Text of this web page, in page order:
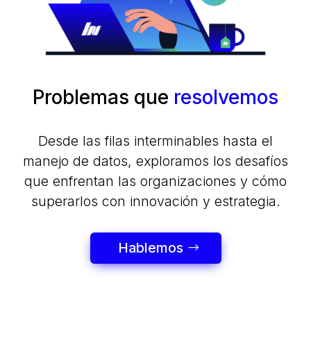
Problemas que resolvemos
Desde las filas interminables hasta el
manejo de datos, exploramos los desafíos
que enfrentan las organizaciones y cómo
superarlos con innovación y estrategia.
Hablemos